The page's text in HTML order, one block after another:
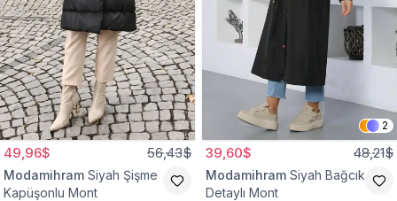
49,96$ 56,43$
Modamihram Siyah Şişme
Kapüşonlu Mont
2
39,60$ 48,21$
Modamihram Siyah Bağcık
Detaylı Mont